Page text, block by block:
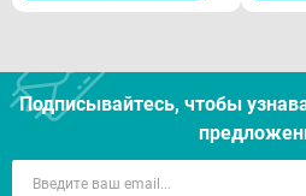
Подписывайтесь, чтобы